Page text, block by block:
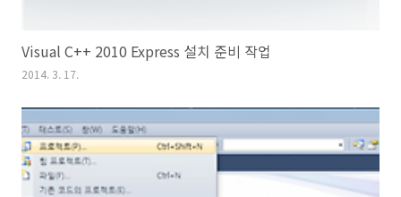
Visual C++ 2010 Express 설치 준비 작업
2014. 3. 17.